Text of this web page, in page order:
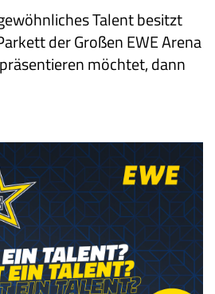
Talent besitzt
der Großen EWE Arena
möchtet, dann